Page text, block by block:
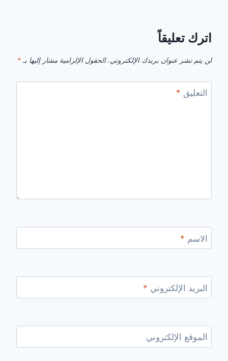
اترك تعليقاً
لن يتم نشر عنوان بريدك الإلكتروني. الحقول الإلزامية مشار إليها بـ *
التعليق *
الاسم *
البريد الإلكتروني *
الموقع الإلكتروني